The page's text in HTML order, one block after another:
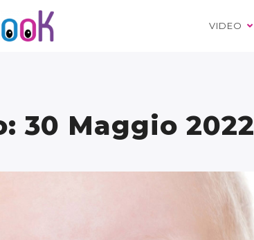
VIDEO
30 Maggio 2022